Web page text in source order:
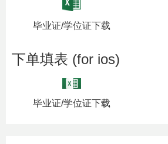
毕业证/学位证下载
下单填表 (for ios)
毕业证/学位证下载